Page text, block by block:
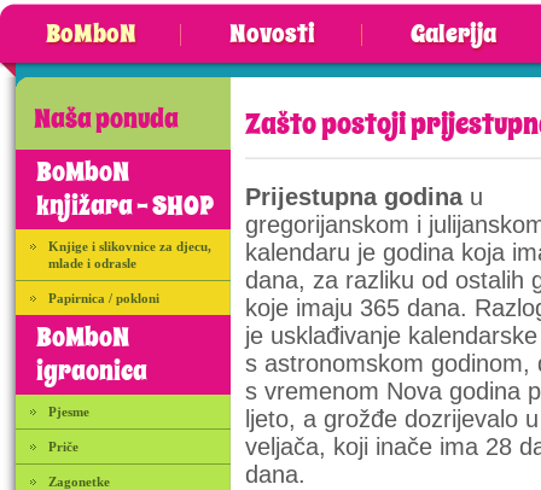
BoMboN Novosti Galerija
Naša ponuda
BoMboN
knjižara - SHOP
Knjige i slikovnice za djecu,
mlade i odrasle
Papirnica / pokloni
BoMboN
igraonica
Pjesme
Priče
Zagonetke
Zašto postoji
Prijestupna godinau
gregorijanskom i
kalendaru je godina koja
dana, za razliku od ostalih
koje imaju 365 dana.
je usklađivanje
s astronomskom godinom,
s vremenom Nova godina
ljeto, a grožđe dozrijevalo
veljača, koji inače ima 28
dana.